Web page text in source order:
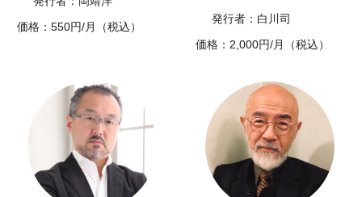
価格：550円/月（税込）
発行者：白川司
価格：2,000円/月（税込）